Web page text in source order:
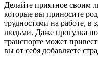
Делайте приятное своим
которые вы приносите
трудностями на работе, в
людьми. Даже прогулка
транспорте может
вы от себя добавляете